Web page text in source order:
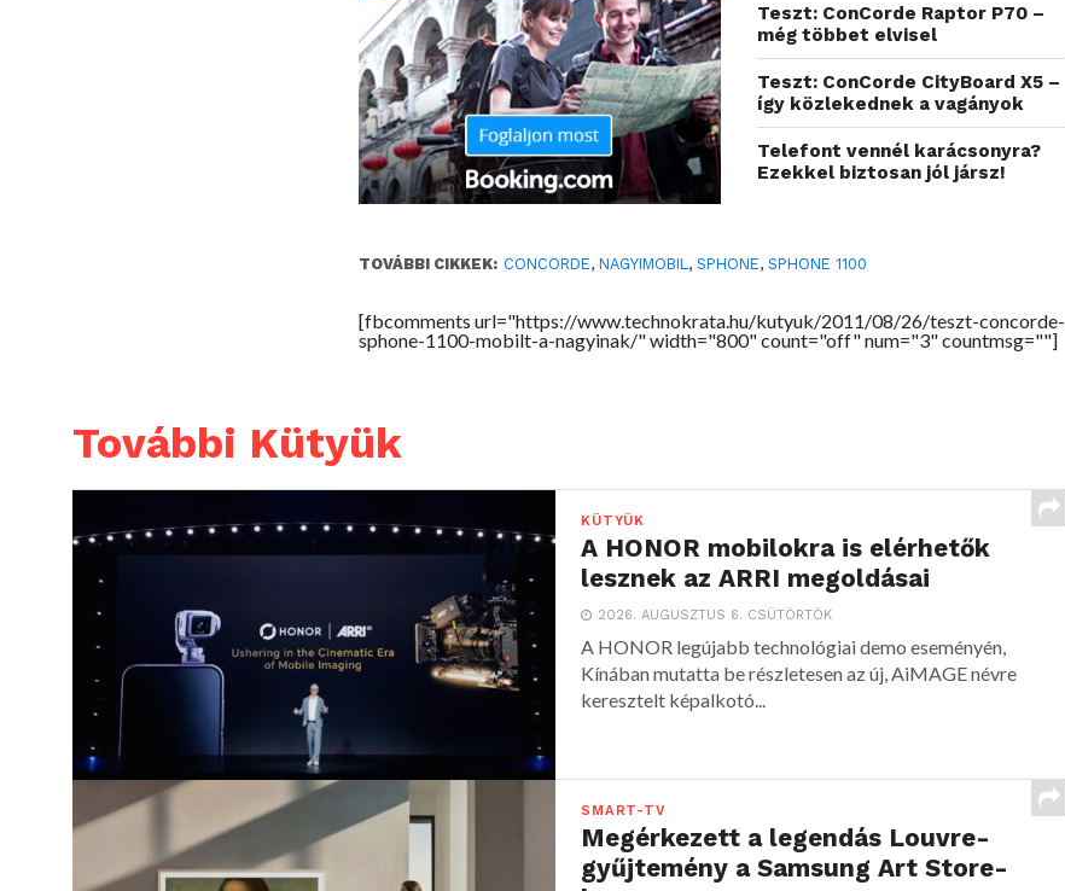
Teszt: ConCorde Raptor P70 –
még többet elvisel
Teszt: ConCorde CityBoard X5 –
így közlekednek a vagányok
Telefont vennél karácsonyra?
Ezekkel biztosan jól jársz!
TOVÁBBI CIKKEK: CONCORDE,NAGYIMOBIL ,SPHONE,SPHONE 1100
[fbcomments url="https://www.technokrata.hu/kutyuk/2011/08/26/teszt-concorde-
sphone-1100-mobilt-a-nagyinak/" width="800" count="off" num="3" countmsg=""]
További Kütyük
KÜTYÜK
A HONOR mobilokra is elérhetők
lesznek az ARRI megoldásai
2026. AUGUSZTUS 6. CSÜTÖRTÖK
A HONOR legújabb technológiai demo eseményén,
Kínában mutatta be részletesen az új, AiMAGE névre
keresztelt képalkotó...
SMART-TV
Megérkezett a legendás Louvre-
gyűjtemény a Samsung Art Store-